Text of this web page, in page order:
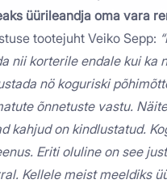
üürileandja oma vara
tootejuht Veiko Sepp:
nii korterile endale kui ka
nö koguriski
õnnetuste vastu.
kahjud on kindlustatud.
Eriti oluline on see
Kellele meist meeldiks